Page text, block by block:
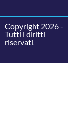
Copyright 2026 -
Tutti i diritti
riservati.